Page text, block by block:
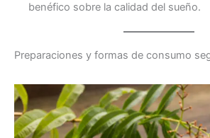
benéfico sobre la calidad del sueño.
Preparaciones y formas de consumo